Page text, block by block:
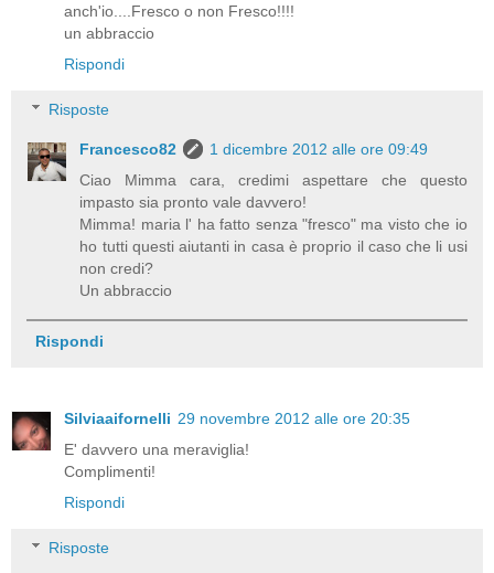
anch'io....Fresco o non Fresco!!!!
un abbraccio
Rispondi
Risposte
Francesco82
1 dicembre 2012 alle ore 09:49
Ciao Mimma cara, credimi aspettare che questo
impasto sia pronto vale davvero!
Mimma! maria l' ha fatto senza "fresco" ma visto che io
ho tutti questi aiutanti in casa è proprio il caso che li usi
non credi?
Un abbraccio
Rispondi
Silviaaifornelli 29 novembre 2012 alle ore 20:35
E' davvero una meraviglia!
Complimenti!
Rispondi
Risposte